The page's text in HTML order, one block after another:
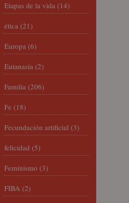
Etapas de la vida (14)
ética (21)
Europa (6)
Eutanasia (2)
Familia (206)
Fe (18)
Fecundación artificial (3)
felicidad (5)
Feminismo (3)
FIBA (2)